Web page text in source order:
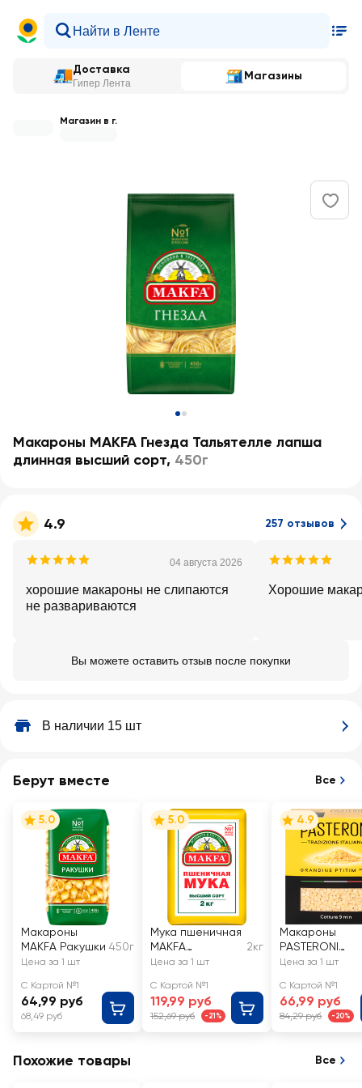
Доставка
Гипер Лента
Магазины
Магазин в г.
Макароны MAKFA Гнезда Тальятелле лапша
длинная высший сорт, 450г
4.9 257 отзывов
04 августа 2026
хорошие макароны не слипаются
не развариваются
Хорошие
Вы можете оставить отзыв после покупки
В наличии 15 шт
Берут вместе Все
5.0
Макароны
MAKFA Ракушки 450г
Цена за 1 шт
С Картой №1
64,99 руб
68,49 руб
5.0
Мука пшеничная
MAKFA
хлебопекарная
2кг
Цена за 1 шт
С Картой №1
119,99 руб
152,69 руб -21%
4.9
Макароны
PASTERONI
Грандине
Цена за 1 шт
С Картой №1
66,99 руб
84,29 руб -20%
Похожие товары Все